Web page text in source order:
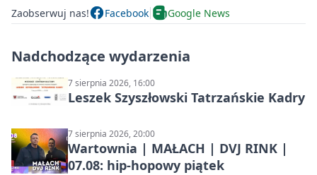
Zaobserwuj nas! Facebook Google News
Nadchodzące wydarzenia
7 sierpnia 2026, 16:00
Leszek Szyszłowski Tatrzańskie Kadry
7 sierpnia 2026, 20:00
Wartownia | MAŁACH | DVJ RINK |
07.08: hip-hopowy piątek